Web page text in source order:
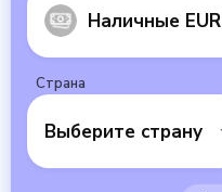
Наличные EUR
Страна
Выберите страну